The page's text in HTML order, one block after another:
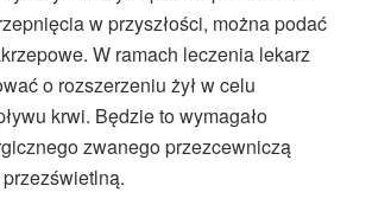
w przyszłości, można podać
W ramach leczenia lekarz
o rozszerzeniu żył w celu
krwi. Będzie to wymagało
zwanego przezcewniczą